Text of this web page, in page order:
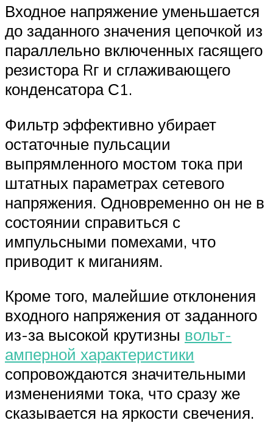
Входное напряжение уменьшается
до заданного значения цепочкой из
параллельно включенных гасящего
резистора Rг и сглаживающего
конденсатора С1.
Фильтр эффективно убирает
остаточные пульсации
выпрямленного мостом тока при
штатных параметрах сетевого
напряжения. Одновременно он не в
состоянии справиться с
импульсными помехами, что
приводит к миганиям.
Кроме того, малейшие отклонения
входного напряжения от заданного
из-за высокой крутизны вольт-
амперной характеристики
сопровождаются значительными
изменениями тока, что сразу же
сказывается на яркости свечения.